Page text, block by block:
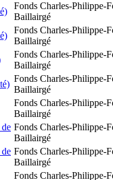
Fonds Charles-Philippe-
Baillairgé
Fonds Charles-Philippe-
Baillairgé
Fonds Charles-Philippe-
Baillairgé
Fonds Charles-Philippe-
Baillairgé
Fonds Charles-Philippe-
Baillairgé
Fonds Charles-Philippe-
Baillairgé
Fonds Charles-Philippe-
Baillairgé
Fonds Charles-Philippe-